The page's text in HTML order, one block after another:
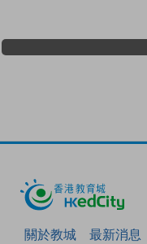
關於教城 最新消息